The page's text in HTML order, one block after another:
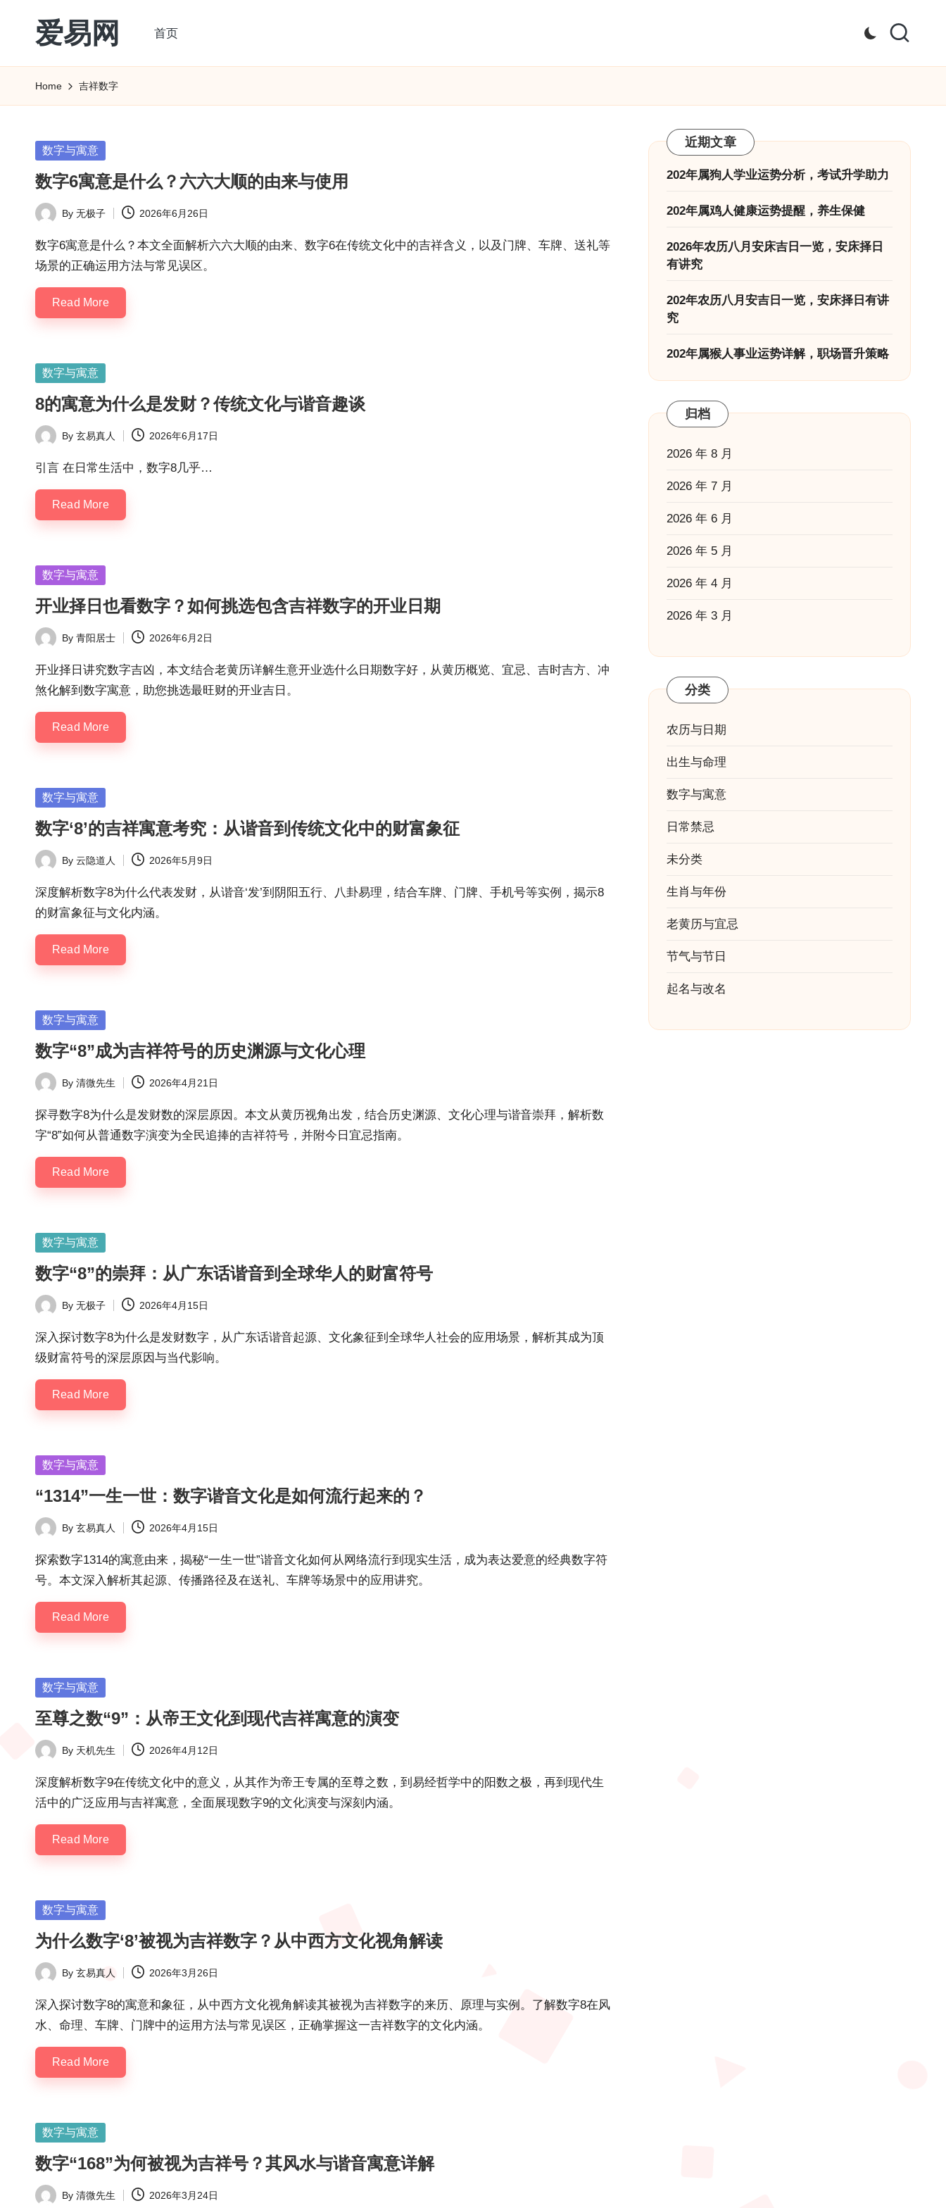
爱易网
历
阳
转
农
历
阴
历
查
询
_2ebc.com
首页
Home 吉祥数字
Posted
数字与寓意
数字6寓意是什么？六六大顺的由来与使用
Posted
by
By 无极子 2026年6月26日
数字6寓意是什么？本文全面解析六六大顺的由来、数字6在传统文化中的吉祥含义，以及门牌、车牌、送礼等
场景的正确运用方法与常见误区。
Read More
Posted
数字与寓意
8的寓意为什么是发财？传统文化与谐音趣谈
Posted
by
By 玄易真人 2026年6月17日
引言 在日常生活中，数字8几乎…
Read More
Posted
数字与寓意
开业择日也看数字？如何挑选包含吉祥数字的开业日期
Posted
by
By 青阳居士 2026年6月2日
开业择日讲究数字吉凶，本文结合老黄历详解生意开业选什么日期数字好，从黄历概览、宜忌、吉时吉方、冲
煞化解到数字寓意，助您挑选最旺财的开业吉日。
Read More
Posted
数字与寓意
数字‘8’的吉祥寓意考究：从谐音到传统文化中的财富象征
Posted
by
By 云隐道人 2026年5月9日
深度解析数字8为什么代表发财，从谐音‘发’到阴阳五行、八卦易理，结合车牌、门牌、手机号等实例，揭示8
的财富象征与文化内涵。
Read More
Posted
数字与寓意
数字“8”成为吉祥符号的历史渊源与文化心理
Posted
by
By 清微先生 2026年4月21日
探寻数字8为什么是发财数的深层原因。本文从黄历视角出发，结合历史渊源、文化心理与谐音崇拜，解析数
字“8”如何从普通数字演变为全民追捧的吉祥符号，并附今日宜忌指南。
Read More
Posted
数字与寓意
数字“8”的崇拜：从广东话谐音到全球华人的财富符号
Posted
by
By 无极子 2026年4月15日
深入探讨数字8为什么是发财数字，从广东话谐音起源、文化象征到全球华人社会的应用场景，解析其成为顶
级财富符号的深层原因与当代影响。
Read More
Posted
数字与寓意
“1314”一生一世：数字谐音文化是如何流行起来的？
Posted
by
By 玄易真人 2026年4月15日
探索数字1314的寓意由来，揭秘“一生一世”谐音文化如何从网络流行到现实生活，成为表达爱意的经典数字符
号。本文深入解析其起源、传播路径及在送礼、车牌等场景中的应用讲究。
Read More
Posted
数字与寓意
至尊之数“9”：从帝王文化到现代吉祥寓意的演变
Posted
by
By 天机先生 2026年4月12日
深度解析数字9在传统文化中的意义，从其作为帝王专属的至尊之数，到易经哲学中的阳数之极，再到现代生
活中的广泛应用与吉祥寓意，全面展现数字9的文化演变与深刻内涵。
Read More
Posted
数字与寓意
为什么数字‘8’被视为吉祥数字？从中西方文化视角解读
Posted
by
By 玄易真人 2026年3月26日
深入探讨数字8的寓意和象征，从中西方文化视角解读其被视为吉祥数字的来历、原理与实例。了解数字8在风
水、命理、车牌、门牌中的运用方法与常见误区，正确掌握这一吉祥数字的文化内涵。
Read More
Posted
数字与寓意
数字“168”为何被视为吉祥号？其风水与谐音寓意详解
Posted
By 清微先生 2026年3月24日
近期文章
202年属狗人学业运势分析，考试升学助力
202年属鸡人健康运势提醒，养生保健
2026年农历八月安床吉日一览，安床择日
有讲究
202年农历八月安吉日一览，安床择日有讲
究
202年属猴人事业运势详解，职场晋升策略
归档
2026 年 8 月
2026 年 7 月
2026 年 6 月
2026 年 5 月
2026 年 4 月
2026 年 3 月
分类
农历与日期
出生与命理
数字与寓意
日常禁忌
未分类
生肖与年份
老黄历与宜忌
节气与节日
起名与改名